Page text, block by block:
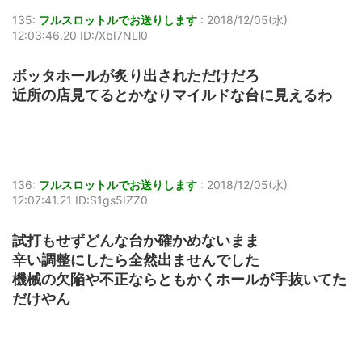
135: フルスロットルでお送りします : 2018/12/05(水)
12:03:46.20 ID:/XbI7NLl0
ボッタホールが炙り出されただけだろ
近所の店見てるとかなりマイルドな台に見えるわ
136: フルスロットルでお送りします : 2018/12/05(水)
12:07:41.21 ID:S1gs5IZZ0
試打もせずどんな台か確かめないまま
辛い調整にしたら全然出ませんでした
機械の欠陥や不正ならともかくホールが手抜いてた
だけやん